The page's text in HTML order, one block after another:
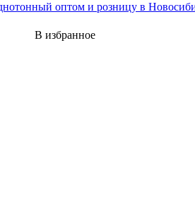
В избранное